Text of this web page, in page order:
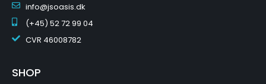
info@jsoasis.dk
(+45) 52 72 99 04
CVR 46008782
SHOP